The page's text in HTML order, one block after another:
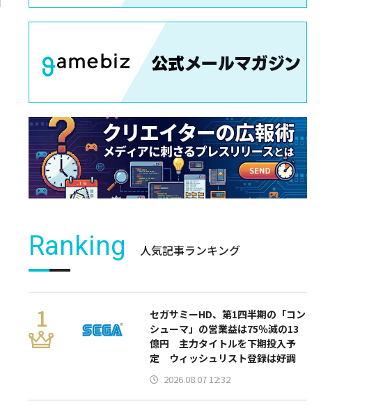
Ranking 人気記事ランキング
セガサミーHD、第1四半期の「コン
シューマ」の営業益は75％減の13
億円 主力タイトルを下期投入予
定 ウィッシュリスト登録は好調
2026.08.07 12:32